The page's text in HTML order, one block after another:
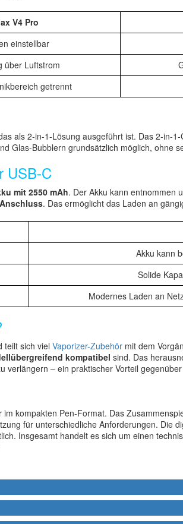
V4 Pro
einstellbar
über Luftstrom
getrennt
als 2-in-1-Lösung ausgeführt ist. Das 2-in-
Glas-Bubblern grundsätzlich möglich, ohne
USB-C
mit 2550 mAh. Der Akku kann entnommen
. Das ermöglicht das Laden an
Akku kann
Solide
Modernes Laden an
teilt sich viel Vaporizer-Zubehör mit dem
kompatibel sind. Das
– ein praktischer Vorteil
kompakten Pen-Format. Das
für unterschiedliche Anforderungen. Die
Insgesamt handelt es sich um einen